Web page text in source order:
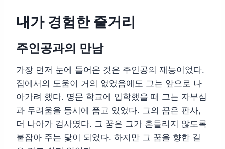
내가 경험한 줄거리
주인공과의 만남
가장 먼저 눈에 들어온 것은 주인공의 재능이었다.
집에서의 도움이 거의 없었음에도 그는 앞으로 나
아가려 했다. 명문 학교에 입학했을 때 그는 자부심
과 두려움을 동시에 품고 있었다. 그의 꿈은 판사,
더 나아가 검사였다. 그 꿈은 그가 흔들리지 않도록
붙잡아 주는 닻이 되었다. 하지만 그 꿈을 향한 길